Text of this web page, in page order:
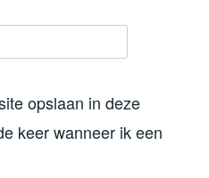
opslaan in deze
keer wanneer ik een